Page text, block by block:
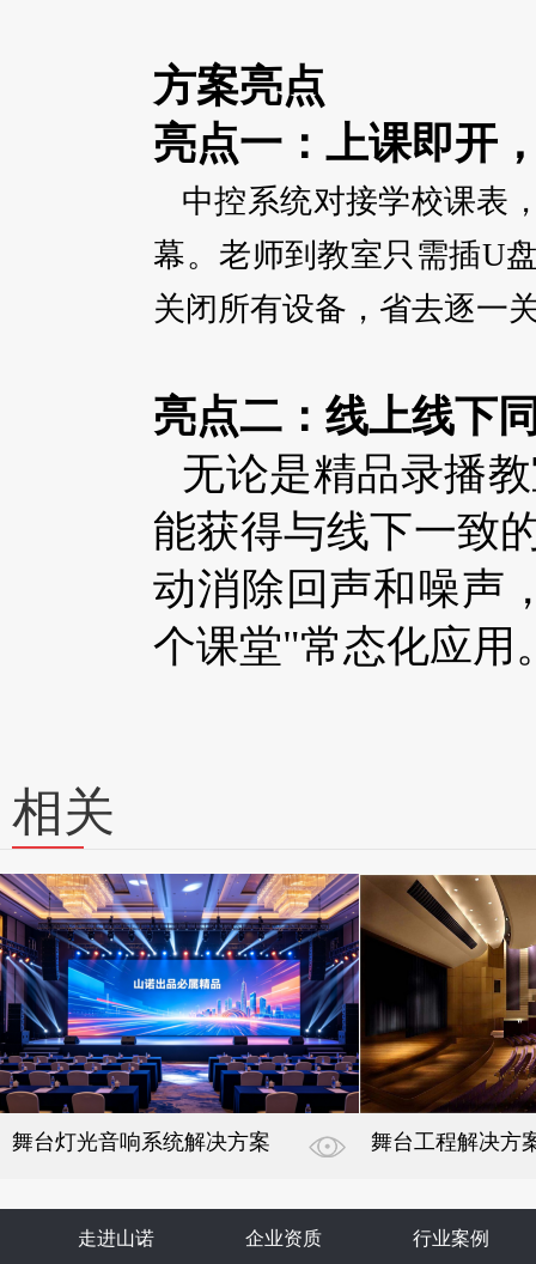
方案亮点
亮点一：上课即开
中控系统对接学校课表
幕。老师到教室只需插U
关闭所有设备，省去逐一
亮点二：线上线下
无论是精品录播
能获得与线下一致
动消除回声和噪声
个课堂"常态化应用
相关
舞台灯光音响系统解决方案 舞台工程解决方
走进山诺 企业资质 行业案例